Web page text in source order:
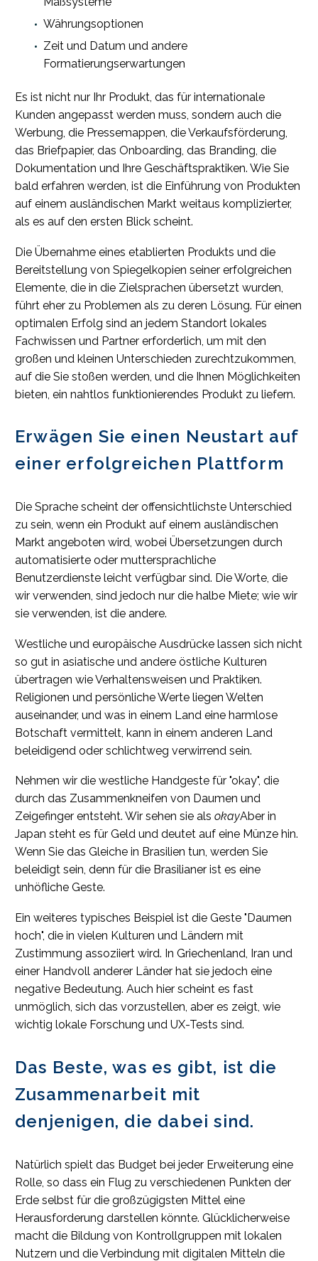
Währungsoptionen
Zeit und Datum und andere
Formatierungserwartungen
Es ist nicht nur Ihr Produkt, das für internationale
Kunden angepasst werden muss, sondern auch die
Werbung, die Pressemappen, die Verkaufsförderung,
das Briefpapier, das Onboarding, das Branding, die
Dokumentation und Ihre Geschäftspraktiken. Wie Sie
bald erfahren werden, ist die Einführung von Produkten
auf einem ausländischen Markt weitaus komplizierter,
als es auf den ersten Blick scheint.
Die Übernahme eines etablierten Produkts und die
Bereitstellung von Spiegelkopien seiner erfolgreichen
Elemente, die in die Zielsprachen übersetzt wurden,
führt eher zu Problemen als zu deren Lösung. Für einen
optimalen Erfolg sind an jedem Standort lokales
Fachwissen und Partner erforderlich, um mit den
großen und kleinen Unterschieden zurechtzukommen,
auf die Sie stoßen werden, und die Ihnen Möglichkeiten
bieten, ein nahtlos funktionierendes Produkt zu liefern.
Erwägen Sie einen Neustart auf
einer erfolgreichen Plattform
Die Sprache scheint der offensichtlichste Unterschied
zu sein, wenn ein Produkt auf einem ausländischen
Markt angeboten wird, wobei Übersetzungen durch
automatisierte oder muttersprachliche
Benutzerdienste leicht verfügbar sind. Die Worte, die
wir verwenden, sind jedoch nur die halbe Miete; wie wir
sie verwenden, ist die andere.
Westliche und europäische Ausdrücke lassen sich nicht
so gut in asiatische und andere östliche Kulturen
übertragen wie Verhaltensweisen und Praktiken.
Religionen und persönliche Werte liegen Welten
auseinander, und was in einem Land eine harmlose
Botschaft vermittelt, kann in einem anderen Land
beleidigend oder schlichtweg verwirrend sein.
Nehmen wir die westliche Handgeste für "okay", die
durch das Zusammenkneifen von Daumen und
Zeigefinger entsteht. Wir sehen sie als okayAber in
Japan steht es für Geld und deutet auf eine Münze hin.
Wenn Sie das Gleiche in Brasilien tun, werden Sie
beleidigt sein, denn für die Brasilianer ist es eine
unhöfliche Geste.
Ein weiteres typisches Beispiel ist die Geste "Daumen
hoch", die in vielen Kulturen und Ländern mit
Zustimmung assoziiert wird. In Griechenland, Iran und
einer Handvoll anderer Länder hat sie jedoch eine
negative Bedeutung. Auch hier scheint es fast
unmöglich, sich das vorzustellen, aber es zeigt, wie
wichtig lokale Forschung und UX-Tests sind.
Das Beste, was es gibt, ist die
Zusammenarbeit mit
denjenigen, die dabei sind.
Natürlich spielt das Budget bei jeder Erweiterung eine
Rolle, so dass ein Flug zu verschiedenen Punkten der
Erde selbst für die großzügigsten Mittel eine
Herausforderung darstellen könnte. Glücklicherweise
macht die Bildung von Kontrollgruppen mit lokalen
Nutzern und die Verbindung mit digitalen Mitteln die